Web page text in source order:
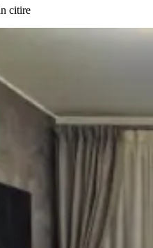
citire